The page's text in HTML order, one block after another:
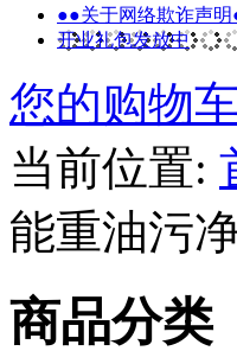
●●关于网络欺诈声明
开业礼包发放中
您的购物
当前位置:
能重油污
商品分类